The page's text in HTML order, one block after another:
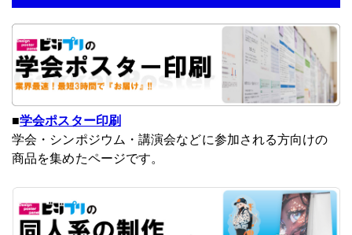
■学会ポスター印刷
学会・シンポジウム・講演会などに参加される方向けの
商品を集めたページです。